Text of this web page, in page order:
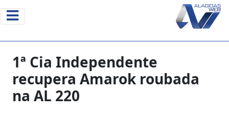
1ª Cia Independente
recupera Amarok roubada
na AL 220